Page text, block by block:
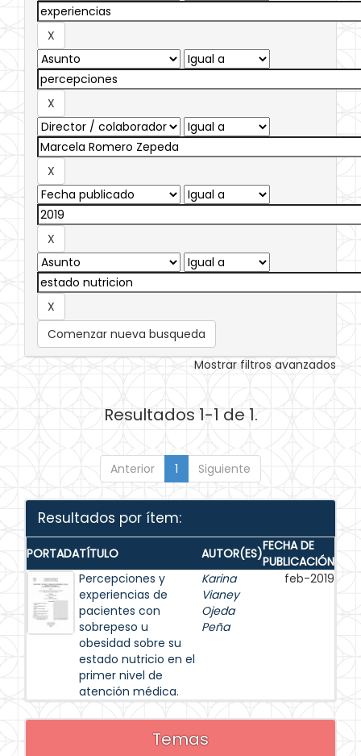
Comenzar nueva busqueda
Mostrar filtros avanzados
Resultados 1-1 de 1.
Anterior 1 Siguiente
Resultados por ítem:
PORTADATÍTULO AUTOR(ES)FECHA DE
PUBLICACIÓN
Percepciones y
experiencias de
pacientes con
sobrepeso u
obesidad sobre su
estado nutricio en el
primer nivel de
atención médica.
Karina
Vianey
Ojeda
Peña
feb-2019
Temas